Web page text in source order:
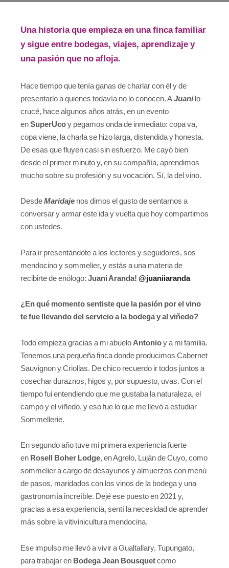
Una historia que empieza en una finca familiar
y sigue entre bodegas, viajes, aprendizaje y
una pasión que no afloja.
Hace tiempo que tenía ganas de charlar con él y de
presentarlo a quienes todavía no lo conocen. AJuanilo
crucé, hace algunos años atrás, en un evento
enSuperUcoy pegamos onda de inmediato: copa va,
copa viene, la charla se hizo larga, distendida y honesta.
De esas que fluyen casi sin esfuerzo. Me cayó bien
desde el primer minuto y, en su compañía, aprendimos
mucho sobre su profesión y su vocación. Sí, la del vino.
DesdeMaridaje nos dimos el gusto de sentarnos a
conversar y armar este ida y vuelta que hoy compartimos
con ustedes.
Para ir presentándote a los lectores y seguidores, sos
mendocino y sommelier, y estás a una materia de
recibirte de enólogo: Juani Aranda! @juaniiaranda
¿En qué momento sentiste que la pasión por el vino
te fue llevando del servicio a la bodega y al viñedo?
Todo empieza gracias a mi abuelo Antonioy a mi familia.
Tenemos una pequeña finca donde producimos Cabernet
Sauvignon y Criollas. De chico recuerdo ir todos juntos a
cosechar duraznos, higos y, por supuesto, uvas. Con el
tiempo fui entendiendo que me gustaba la naturaleza, el
campo y el viñedo, y eso fue lo que me llevó a estudiar
Sommellerie.
En segundo año tuve mi primera experiencia fuerte
en Rosell Boher Lodge, en Agrelo, Luján de Cuyo, como
sommelier a cargo de desayunos y almuerzos con menú
de pasos, maridados con los vinos de la bodega y una
gastronomía increíble. Dejé ese puesto en 2021 y,
gracias a esa experiencia, sentí la necesidad de aprender
más sobre la vitivinicultura mendocina.
Ese impulso me llevó a vivir a Gualtallary, Tupungato,
para trabajar en Bodega Jean Bousquetcomo